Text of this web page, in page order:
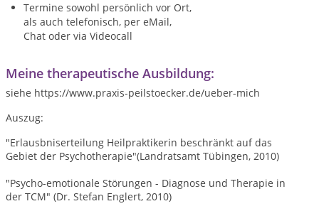
Termine sowohl persönlich vor Ort,
als auch telefonisch, per eMail,
Chat oder via Videocall
Meine therapeutische Ausbildung:
siehe https://www.praxis-peilstoecker.de/ueber-mich
Auszug:
"Erlausbniserteilung Heilpraktikerin beschränkt auf das
Gebiet der Psychotherapie"(Landratsamt Tübingen, 2010)
"Psycho-emotionale Störungen - Diagnose und Therapie in
der TCM" (Dr. Stefan Englert, 2010)